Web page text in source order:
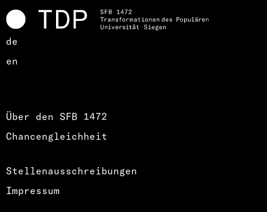
de
en
Über den SFB 1472
Chancengleichheit
Stellenausschreibungen
Impressum